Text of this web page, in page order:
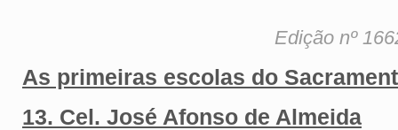
Edição nº
As primeiras escolas do
13. Cel. José Afonso de Almeida